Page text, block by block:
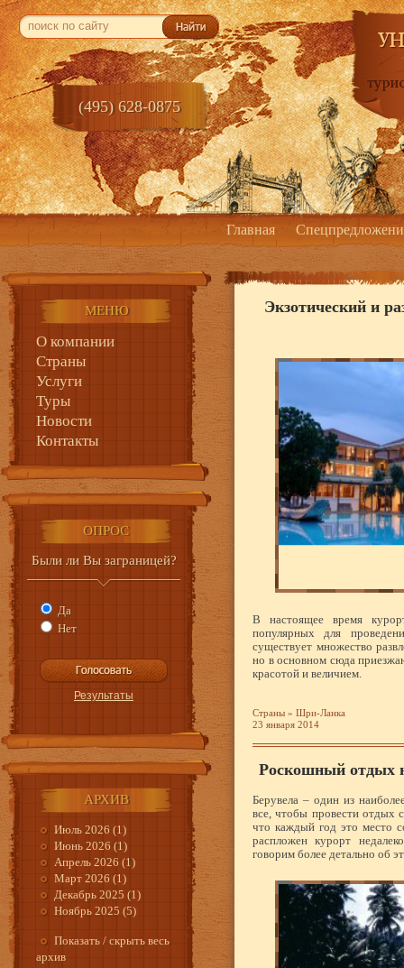
(495) 628-0875
Главная
МЕНЮ
О компании
Страны
Услуги
Туры
Новости
Контакты
ОПРОС
Были ли Вы заграницей?
Да
Нет
АРХИВ
Июль 2026 (1)
Июнь 2026 (1)
Апрель 2026 (1)
Март 2026 (1)
Декабрь 2025 (1)
Ноябрь 2025 (5)
Показать / скрыть весь
архив
Экзотический и
В настоящее время
популярных для
существует множество
но в основном сюда
красотой и величием.
Страны » Шри-Ланка
23 января 2014
Роскошный отдых
Берувела – один из
все, чтобы провести отдых
что каждый год это место
распложен курорт
говорим более детально об